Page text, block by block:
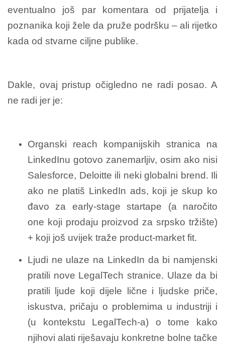
eventualno još par komentara od prijatelja i
poznanika koji žele da pruže podršku – ali rijetko
kada od stvarne ciljne publike.
Dakle, ovaj pristup očigledno ne radi posao. A
ne radi jer je:
Organski reach kompanijskih stranica na
LinkedInu gotovo zanemarljiv, osim ako nisi
Salesforce, Deloitte ili neki globalni brend. Ili
ako ne platiš LinkedIn ads, koji je skup ko
đavo za early-stage startape (a naročito
one koji prodaju proizvod za srpsko tržište)
+ koji još uvijek traže product-market fit.
Ljudi ne ulaze na LinkedIn da bi namjenski
pratili nove LegalTech stranice. Ulaze da bi
pratili ljude koji dijele lične i ljudske priče,
iskustva, pričaju o problemima u industriji i
(u kontekstu LegalTech-a) o tome kako
njihovi alati riješavaju konkretne bolne tačke